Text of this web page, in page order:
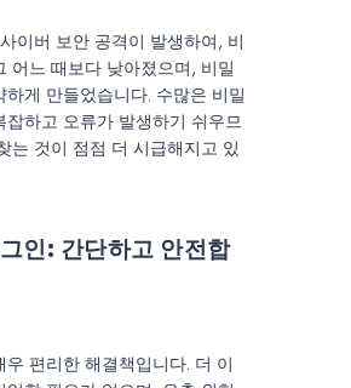
이버 보안 공격이 발생하여, 비
어느 때보다 낮아졌으며, 비밀
게 만들었습니다. 수많은 비밀
하고 오류가 발생하기 쉬우므
는 것이 점점 더 시급해지고 있
인: 간단하고 안전합
편리한 해결책입니다. 더 이